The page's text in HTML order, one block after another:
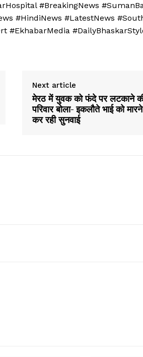
About
Contact us
#BreakingNews
#HindiNews #LatestNews
#EkhabarMedia
Next article
मेरठ में युवक को फंदे पर लटकाने
परिवार बोला- इकलौते भाई को
कर रही सुनवाई